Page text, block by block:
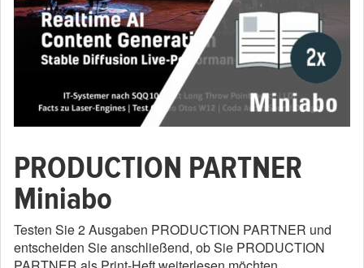
PRODUCTION PARTNER
Miniabo
Testen Sie 2 Ausgaben PRODUCTION PARTNER und
entscheiden Sie anschließend, ob Sie PRODUCTION